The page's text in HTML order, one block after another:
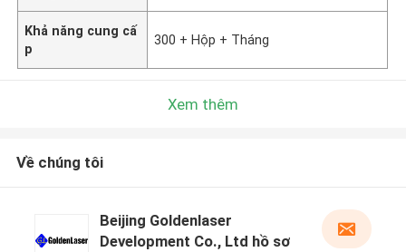
Khả năng cung cấ
p
300 + Hộp + Tháng
Xem thêm
Về chúng tôi
Beijing Goldenlaser
Development Co., Ltd hồ sơ